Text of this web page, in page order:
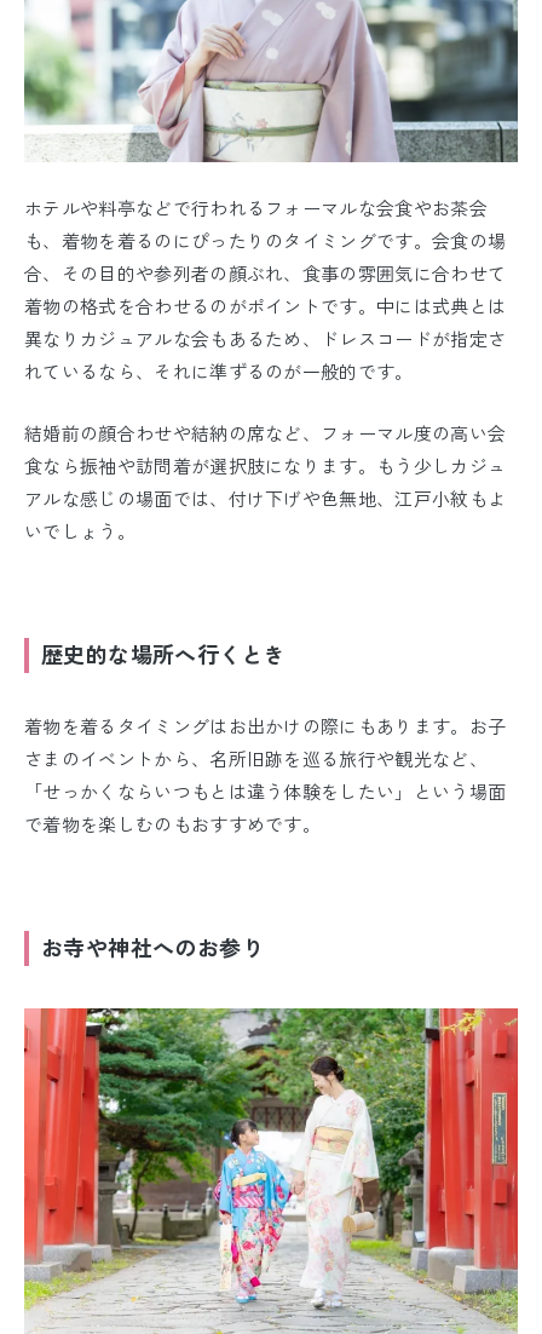
ホテルや料亭などで行われるフォーマルな会食やお茶会
も、着物を着るのにぴったりのタイミングです。会食の場
合、その目的や参列者の顔ぶれ、食事の雰囲気に合わせて
着物の格式を合わせるのがポイントです。中には式典とは
異なりカジュアルな会もあるため、ドレスコードが指定さ
れているなら、それに準ずるのが一般的です。
結婚前の顔合わせや結納の席など、フォーマル度の高い会
食なら振袖や訪問着が選択肢になります。もう少しカジュ
アルな感じの場面では、付け下げや色無地、江戸小紋もよ
いでしょう。
歴史的な場所へ行くとき
着物を着るタイミングはお出かけの際にもあります。お子
さまのイベントから、名所旧跡を巡る旅行や観光など、
「せっかくならいつもとは違う体験をしたい」という場面
で着物を楽しむのもおすすめです。
お寺や神社へのお参り